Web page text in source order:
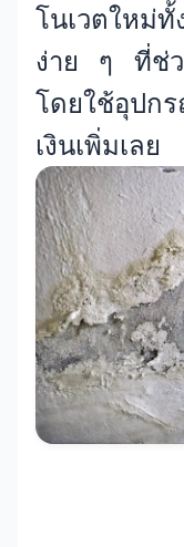
โนเวตใหม่
ง่าย ๆ ที่ช่ว
โดยใช้อุปก
เงินเพิ่มเลย